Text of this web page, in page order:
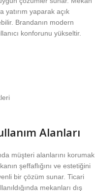
yaparak açık
Brandanın modern
konforunu yükseltir.
Alanları
müşteri alanlarını korumak
şeffaflığını ve estetiğini
bir çözüm sunar. Ticari
mekanları dış